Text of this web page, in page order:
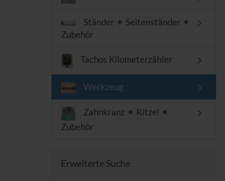
Ständer ✶ Seitenständer ✶
Zubehör
Tachos Kilometerzähler
Werkzeug
Zahnkranz ✶ Ritzel ✶
Zubehör
Erweiterte Suche